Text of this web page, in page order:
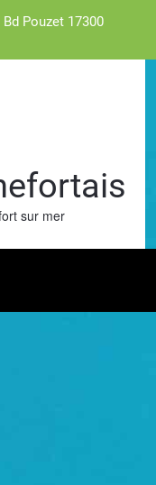
Pouzet 17300
sur mer